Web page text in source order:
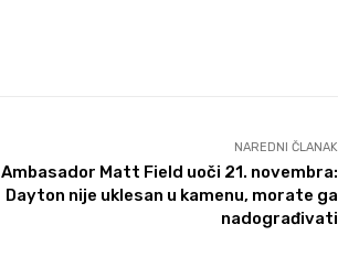
NAREDNI ČLANAK
Ambasador Matt Field uoči 21. novembra:
Dayton nije uklesan u kamenu, morate ga
nadograđivati